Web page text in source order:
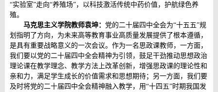
“实验室”走向“养殖场”，以科技激活传统中药价值，护航绿色养
殖。
马克思主义学院教师袁坤： 党的二十届四中全会为“十五五”规
划指明了方向，为未来高等教育事业高质量发展提供了根本遵循，
是具有重要战略意义的一次会议。作为一名思政课教师，一方面，
我们要以党的二十届四中全会精神为引领，鼓足干劲推动思想政治
理论课在教学理念、教学方法上改革创新，增强思政课的理论性和
亲和力，满足学生成长的价值需求和思想期待；另一方面，我们要
及时将党的二十届四中全会精神融入教学，用“十四五”时期我国发